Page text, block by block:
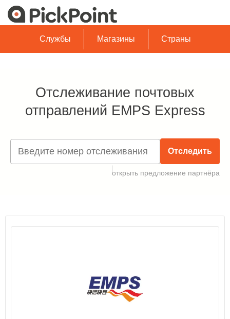
Службы Магазины Страны
Отслеживание почтовых
отправлений EMPS Express
Отследить
открыть предложение партнёра